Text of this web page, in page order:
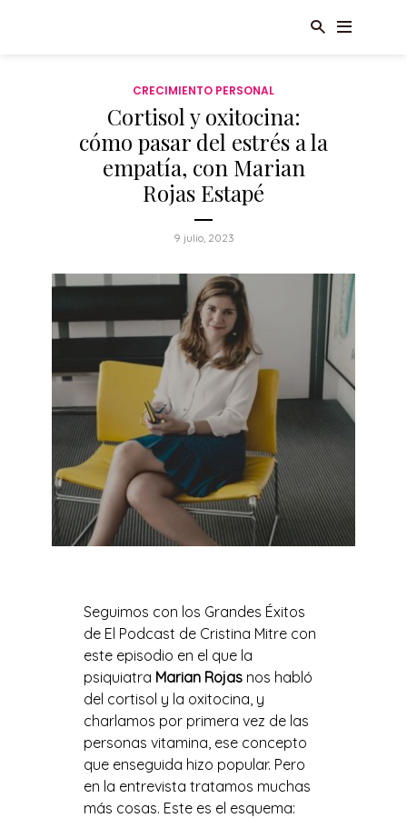
CRECIMIENTO PERSONAL
Cortisol y oxitocina:
cómo pasar del estrés a la
empatía, con Marian
Rojas Estapé
9 julio, 2023
Seguimos con los Grandes Éxitos
de El Podcast de Cristina Mitre con
este episodio en el que la
psiquiatra Marian Rojasnos habló
del cortisol y la oxitocina, y
charlamos por primera vez de las
personas vitamina, ese concepto
que enseguida hizo popular. Pero
en la entrevista tratamos muchas
más cosas. Este es el esquema: